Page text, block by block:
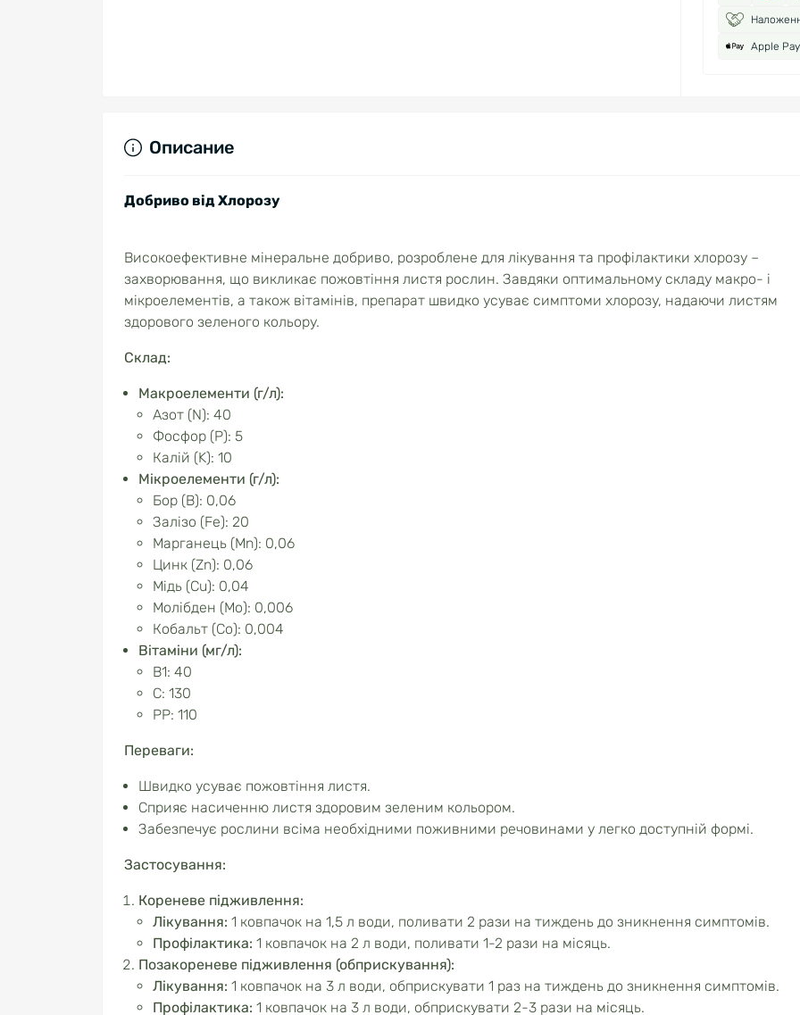
Apple Pay
Описание
Добриво від Хлорозу
Високоефективне мінеральне добриво, розроблене для лікування та профілактики хлорозу –
захворювання, що викликає пожовтіння листя рослин. Завдяки оптимальному складу макро- і
мікроелементів, а також вітамінів, препарат швидко усуває симптоми хлорозу, надаючи листям
здорового зеленого кольору.
Склад:
Макроелементи (г/л):
Азот (N): 40
Фосфор (P): 5
Калій (K): 10
Мікроелементи (г/л):
Бор (B): 0,06
Залізо (Fe): 20
Марганець (Mn): 0,06
Цинк (Zn): 0,06
Мідь (Cu): 0,04
Молібден (Mo): 0,006
Кобальт (Co): 0,004
Вітаміни (мг/л):
В1: 40
С: 130
РР: 110
Переваги:
Швидко усуває пожовтіння листя.
Сприяє насиченню листя здоровим зеленим кольором.
Забезпечує рослини всіма необхідними поживними речовинами у легко доступній формі.
Застосування:
Кореневе підживлення:
Лікування: 1 ковпачок на 1,5 л води, поливати 2 рази на тиждень до зникнення симптомів.
Профілактика: 1 ковпачок на 2 л води, поливати 1-2 рази на місяць.
Позакореневе підживлення (обприскування):
Лікування: 1 ковпачок на 3 л води, обприскувати 1 раз на тиждень до зникнення симптомів.
Профілактика: 1 ковпачок на 3 л води, обприскувати 2-3 рази на місяць.